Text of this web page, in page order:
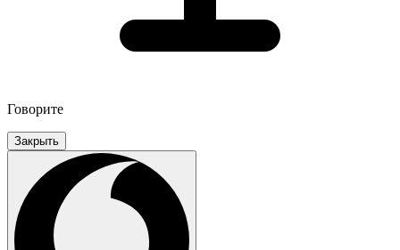
Говорите
Закрыть